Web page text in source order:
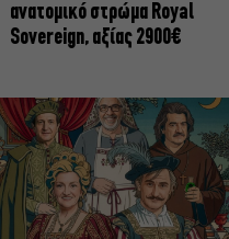
ανατομικό στρώμα Royal
Sovereign, αξίας 2900€